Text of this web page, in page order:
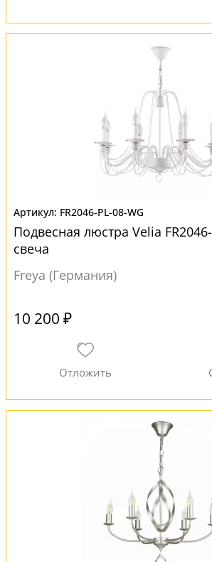
FR2046-PL-08-WG
Подвесная люстра Velia
свеча
Freya (Германия)
10 200 ₽